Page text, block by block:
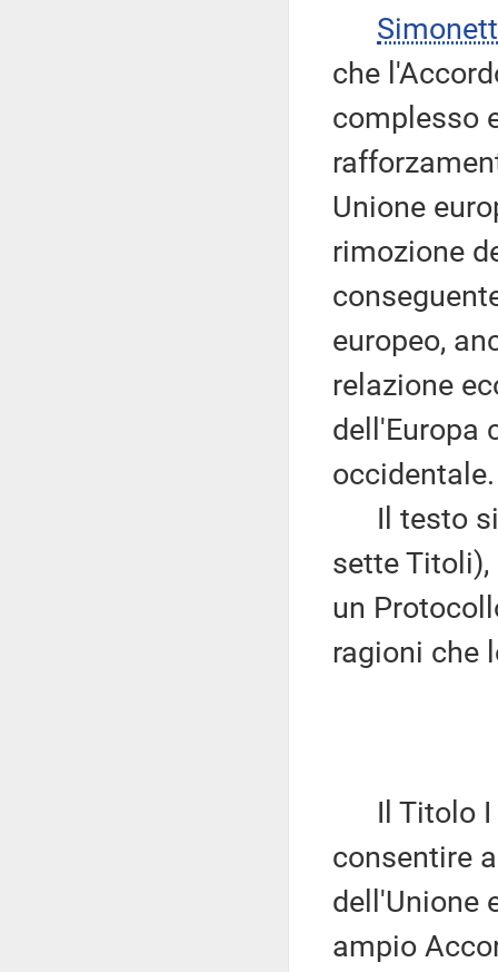
che
complesso
Unione
rimozione
europeo,
relazione
dell'Europa
occidentale.
Il testo si
sette
un
ragioni che
Il Titolo I
consentire
dell'Unione
ampio